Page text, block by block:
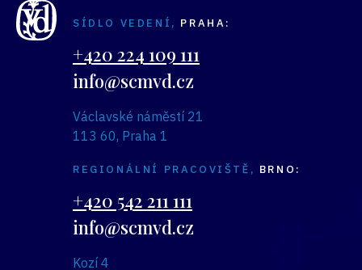
soutěže DESIGN VD
a 13. ročníku soutěže
INOVACE VD.
osoby se zdravotním
postižením, kde se
první umístilo
družstvo OTAVA Písek.
SÍDLO VEDENÍ, PRAHA:
+420 224 109 111
info@scmvd.cz
Václavské náměstí 21
113 60, Praha 1
REGIONÁLNÍ PRACOVIŠTĚ, BRNO:
+420 542 211 111
info@scmvd.cz
Kozí 4